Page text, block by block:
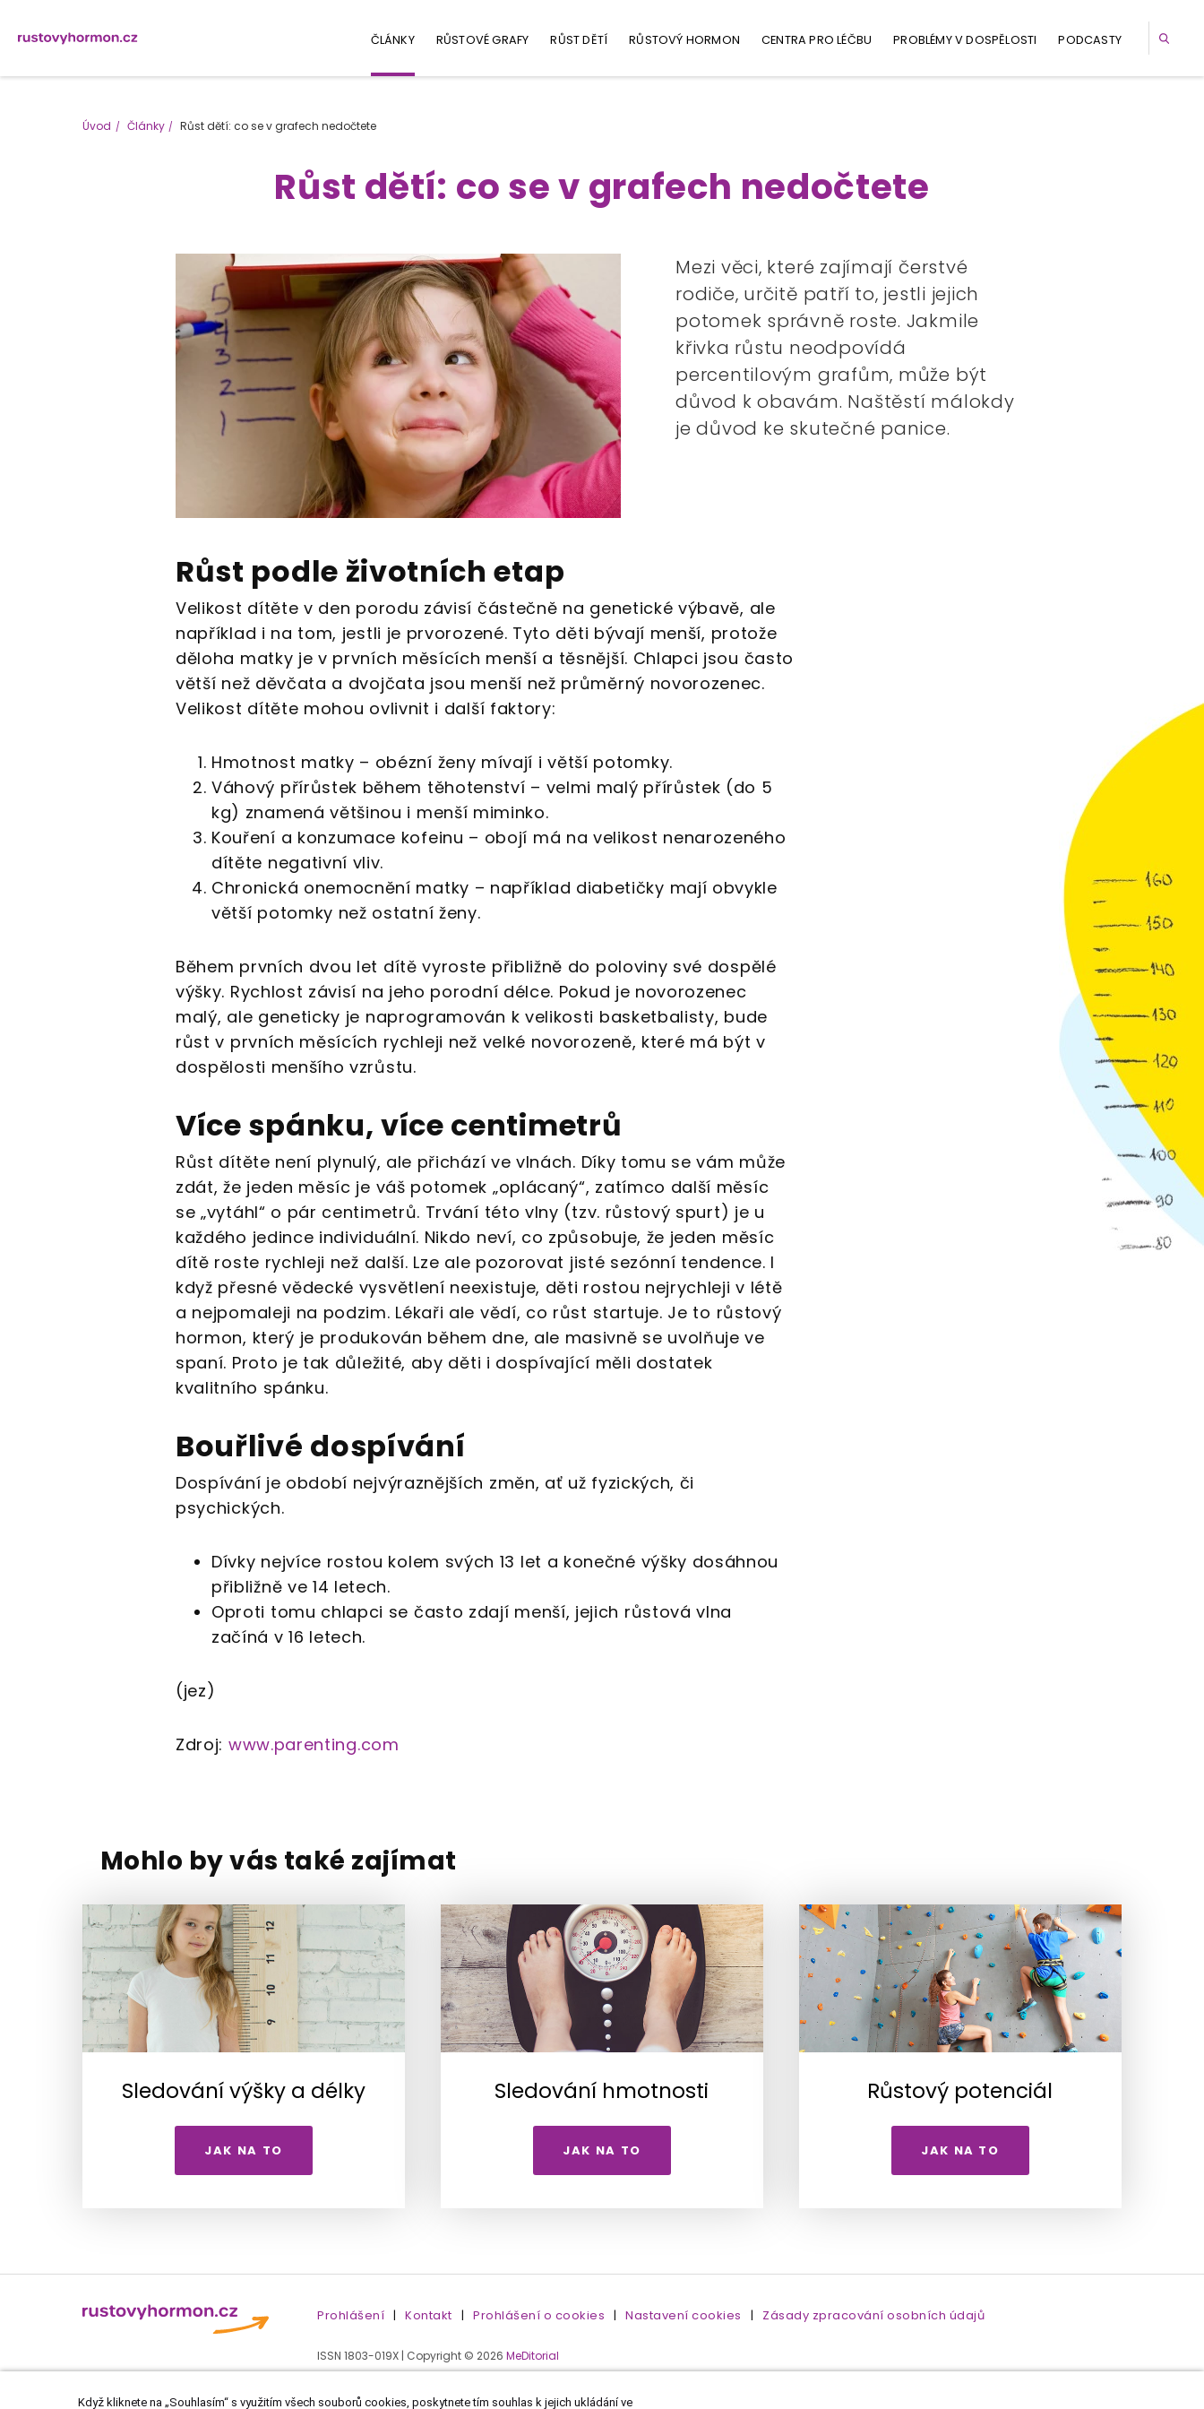
ČLÁNKY RŮSTOVÉ GRAFY RŮST DĚTÍ RŮSTOVÝ HORMON CENTRA PRO LÉČBU PROBLÉMY V DOSPĚLOSTI PODCASTY
Úvod Články Růst dětí: co se v grafech nedočtete
Růst dětí: co se v grafech nedočtete
Mezi věci, které zajímají čerstvé
rodiče, určitě patří to, jestli jejich
potomek správně roste. Jakmile
křivka růstu neodpovídá
percentilovým grafům, může být
důvod k obavám. Naštěstí málokdy
je důvod ke skutečné panice.
Růst podle životních etap
Velikost dítěte v den porodu závisí částečně na genetické výbavě, ale
například i na tom, jestli je prvorozené. Tyto děti bývají menší, protože
děloha matky je v prvních měsících menší a těsnější. Chlapci jsou často
větší než děvčata a dvojčata jsou menší než průměrný novorozenec.
Velikost dítěte mohou ovlivnit i další faktory:
Hmotnost matky – obézní ženy mívají i větší potomky.
Váhový přírůstek během těhotenství – velmi malý přírůstek (do 5
kg) znamená většinou i menší miminko.
Kouření a konzumace kofeinu – obojí má na velikost nenarozeného
dítěte negativní vliv.
Chronická onemocnění matky – například diabetičky mají obvykle
větší potomky než ostatní ženy.
Během prvních dvou let dítě vyroste přibližně do poloviny své dospělé
výšky. Rychlost závisí na jeho porodní délce. Pokud je novorozenec
malý, ale geneticky je naprogramován k velikosti basketbalisty, bude
růst v prvních měsících rychleji než velké novorozeně, které má být v
dospělosti menšího vzrůstu.
Více spánku, více centimetrů
Růst dítěte není plynulý, ale přichází ve vlnách. Díky tomu se vám může
zdát, že jeden měsíc je váš potomek „oplácaný“, zatímco další měsíc
se „vytáhl“ o pár centimetrů. Trvání této vlny (tzv. růstový spurt) je u
každého jedince individuální. Nikdo neví, co způsobuje, že jeden měsíc
dítě roste rychleji než další. Lze ale pozorovat jisté sezónní tendence. I
když přesné vědecké vysvětlení neexistuje, děti rostou nejrychleji v létě
a nejpomaleji na podzim. Lékaři ale vědí, co růst startuje. Je to růstový
hormon, který je produkován během dne, ale masivně se uvolňuje ve
spaní. Proto je tak důležité, aby děti i dospívající měli dostatek
kvalitního spánku.
Bouřlivé dospívání
Dospívání je období nejvýraznějších změn, ať už fyzických, či
psychických.
Dívky nejvíce rostou kolem svých 13 let a konečné výšky dosáhnou
přibližně ve 14 letech.
Oproti tomu chlapci se často zdají menší, jejich růstová vlna
začíná v 16 letech.
(jez)
Zdroj: www.parenting.com
Mohlo by vás také zajímat
Sledování výšky a délky
JAK NA TO
Sledování hmotnosti
JAK NA TO
Růstový potenciál
JAK NA TO
Prohlášení | Kontakt | Prohlášení o cookies | Nastavení cookies | Zásady zpracování osobních údajů
ISSN 1803-019X | Copyright © 2026 MeDitorial
Když kliknete na „Souhlasím“ s využitím všech souborů cookies, poskytnete tím souhlas k jejich ukládání ve